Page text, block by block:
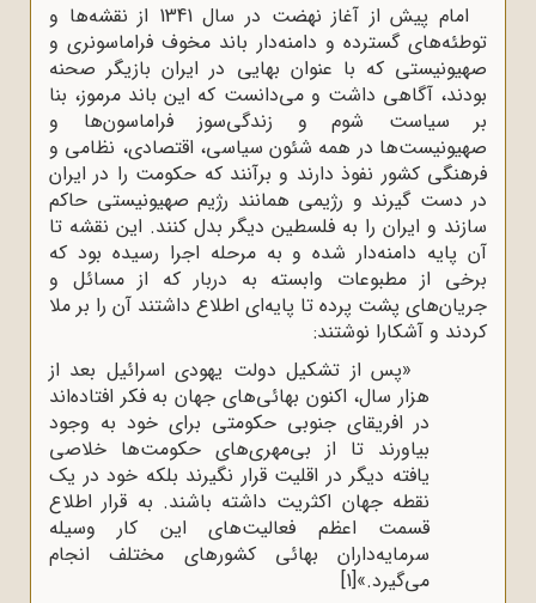
امام پیش از آغاز نهضت در سال 1341 از نقشه‌ها و
توطئه‌های گسترده و دامنه‌دار باند مخوف فراماسونری و
صهیونیستی که با عنوان بهایی در ایران بازیگر صحنه
بودند، آگاهی داشت و می‌دانست که این باند مرموز، بنا
بر سیاست شوم و زندگی‌سوز فراماسون‌ها و
صهیونیست‌ها در همه شئون سیاسی، اقتصادی، نظامی و
فرهنگی کشور نفوذ دارند و برآنند که حکومت را در ایران
در دست گیرند و رژیمی همانند رژیم صهیونیستی حاکم
سازند و ایران را به فلسطین دیگر بدل کنند. این نقشه تا
آن پایه دامنه‌دار شده و به مرحله اجرا رسیده بود که
برخی از مطبوعات وابسته به دربار که از مسائل و
جریان‌های پشت پرده تا پایه‌ای اطلاع داشتند آن را بر ملا
کردند و آشکارا نوشتند:
«پس از تشکیل دولت یهودی اسرائیل بعد از
هزار سال، اکنون بهائی‌های جهان به فکر افتاده‌اند
در افریقای جنوبی حکومتی برای خود به وجود
بیاورند تا از بی‌مهری‌های حکومت‌ها خلاصی
یافته دیگر در اقلیت قرار نگیرند بلکه خود در یک
نقطه جهان اکثریت داشته باشند. به قرار اطلاع
قسمت اعظم فعالیت‌های این کار وسیله
سرمایه‌داران بهائی کشورهای مختلف انجام
می‌گیرد.»[1]